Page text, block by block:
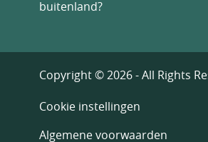
buitenland?
Copyright © 2026 - All Rights
Cookie instellingen
Algemene voorwaarden